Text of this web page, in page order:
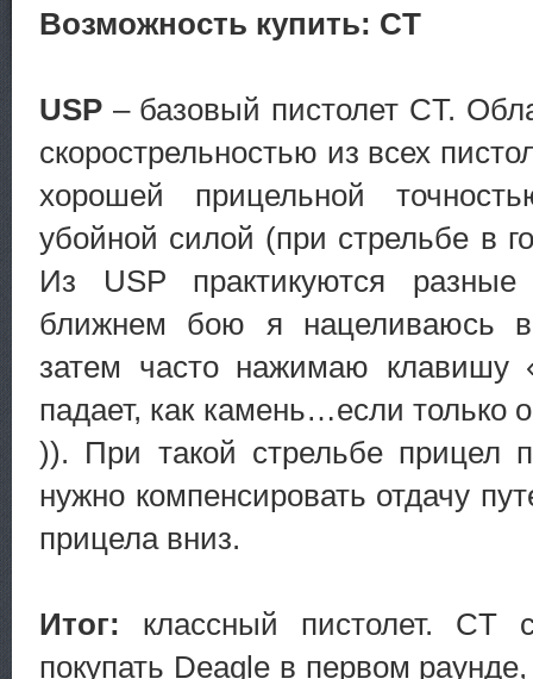
Возможность купить: CT
USP – базовый пистолет CT.
скорострельностью из всех
хорошей прицельной
убойной силой (при стрельбе в
Из USP практикуются
ближнем бою я нацеливаюсь
затем часто нажимаю клавишу
падает, как камень…если только
)). При такой стрельбе прицел
нужно компенсировать отдачу
прицела вниз.
Итог: классный пистолет. CT
покупать Deagle в первом